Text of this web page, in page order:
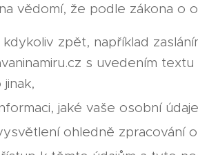
vědomí, že podle zákona o
zpět, například
s uvedením
jaké vaše osobní
ohledně zpracování